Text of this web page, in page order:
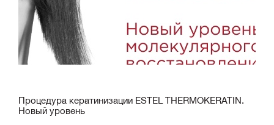
Процедура кератинизации ESTEL THERMOKERATIN.
Новый уровень